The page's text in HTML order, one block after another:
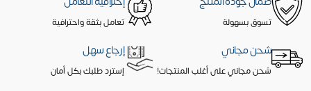
تسوق بسهولة تعامل بثقة واحترافية
شحن مجاني
شحن مجاني على أغلب المنتجات!
إرجاع سهل
إسترد طلبك بكل أمان